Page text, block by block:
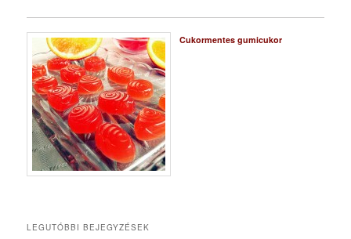
Cukormentes gumicukor
LEGUTÓBBI BEJEGYZÉSEK